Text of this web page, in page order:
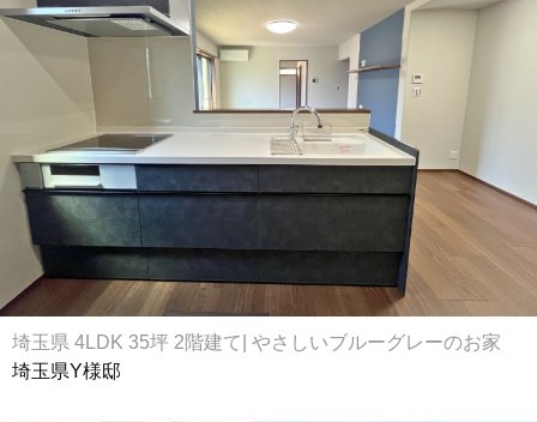
埼玉県 4LDK 35坪 2階建て| やさしいブルーグレーのお家
埼玉県Y様邸